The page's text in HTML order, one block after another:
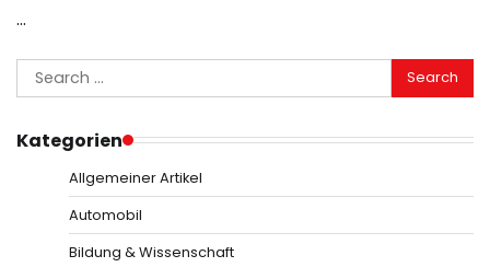
…
Search
for:
Kategorien
Allgemeiner Artikel
Automobil
Bildung & Wissenschaft